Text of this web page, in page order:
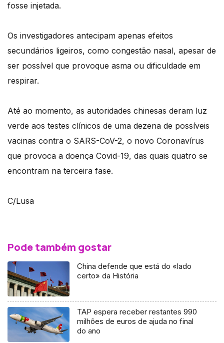
fosse injetada.
Os investigadores antecipam apenas efeitos
secundários ligeiros, como congestão nasal, apesar de
ser possível que provoque asma ou dificuldade em
respirar.
Até ao momento, as autoridades chinesas deram luz
verde aos testes clínicos de uma dezena de possíveis
vacinas contra o SARS-CoV-2, o novo Coronavírus
que provoca a doença Covid-19, das quais quatro se
encontram na terceira fase.
C/Lusa
Pode também gostar
China defende que está do «lado
certo» da História
TAP espera receber restantes 990
milhões de euros de ajuda no final
do ano